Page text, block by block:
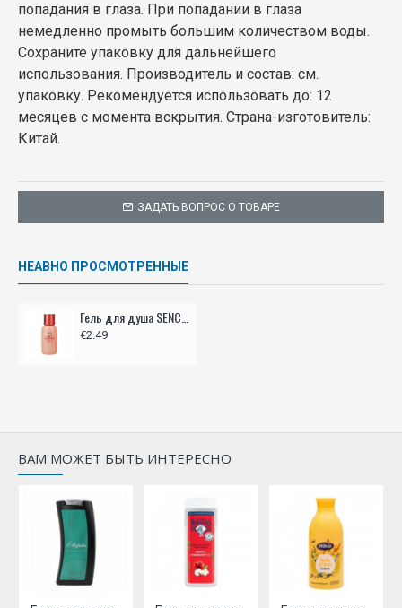
ЗАДАТЬ ВОПРОС О ТОВАРЕ
попадания в глаза. При попадании в глаза
немедленно промыть большим количеством воды.
Сохраните упаковку для дальнейшего
использования. Производитель и состав: см.
упаковку. Рекомендуется использовать до: 12
месяцев с момента вскрытия. Страна-изготовитель:
Китай.
НЕАВНО ПРОСМОТРЕННЫЕ
€2.49
ВАМ МОЖЕТ БЫТЬ ИНТЕРЕСНО